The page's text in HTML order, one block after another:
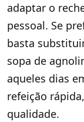
adaptar o
pessoal. Se
basta
sopa de
aqueles dias
refeição
qualidade.